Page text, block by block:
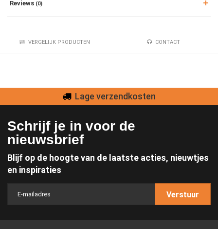
Reviews (0)
VERGELIJK PRODUCTEN CONTACT
Lage verzendkosten
Schrijf je in voor de
nieuwsbrief
Blijf op de hoogte van de laatste acties, nieuwtjes
en inspiraties
Verstuur